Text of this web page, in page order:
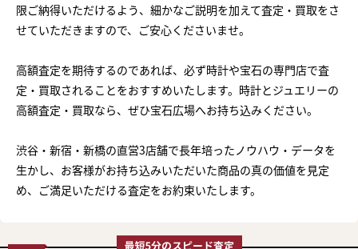
限ご納得いただけるよう、細かなご説明を加えて査定・買取をさ
せていただきますので、ご安心くださいませ。
高額査定を期待するのであれば、必ず時計や宝石の専門店で査
定・買取されることをおすすめいたします。時計とジュエリーの
高額査定・買取なら、ぜひ宝石広場へお持ち込みください。
渋谷・新宿・新橋の直営3店舗で長年培ったノウハウ・データを
生かし、お客様がお持ち込みいただいた商品の真の価値を見定
め、ご満足いただける査定をお約束いたします。